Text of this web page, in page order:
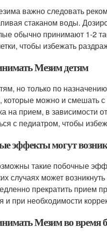
важно следовать
стаканом воды.
обычно принимают 1-2
чтобы избежать
Мезим детям
но только по
которые можно и
на прием, в зависимости
с педиатром, чтобы
эффекты могут
такие побочные
случаях может
прекратить прием
при необходимости
Мезим во время